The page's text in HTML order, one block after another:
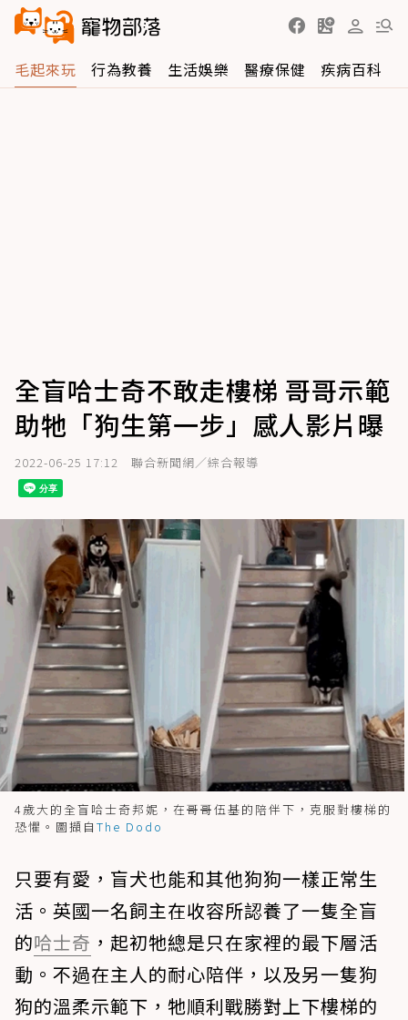
毛起來玩 行為教養 生活娛樂 醫療保健 疾病百科
全盲哈士奇不敢走樓梯 哥哥示範
助牠「狗生第一步」感人影片曝
2022-06-25 17:12 聯合新聞網／綜合報導
4歲大的全盲哈士奇邦妮，在哥哥伍基的陪伴下，克服對樓梯的
恐懼。圖擷自 The Dodo
只要有愛，盲犬也能和其他狗狗一樣正常生
活。英國一名飼主在收容所認養了一隻全盲
的哈士奇 ，起初牠總是只在家裡的最下層活
動。不過在主人的耐心陪伴，以及另一隻狗
狗的溫柔示範下，牠順利戰勝對上下樓梯的